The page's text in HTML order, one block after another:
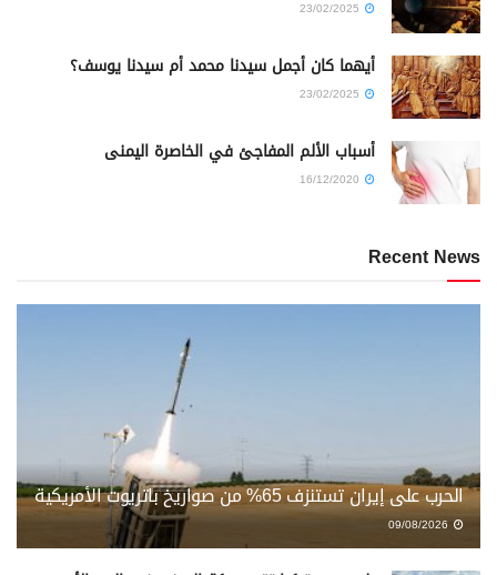
أيهما كان أجمل سيدنا محمد أم سيدنا يوسف؟
أسباب الألم المفاجئ في الخاصرة اليمنى
Recent News
الحرب على إيران تستنزف 65% من صواريخ باتريوت الأمريكية